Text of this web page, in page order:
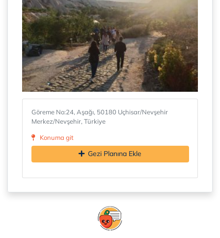
Göreme No:24, Aşağı, 50180 Uçhisar/Nevşehir
Merkez/Nevşehir, Türkiye
Konuma git
Gezi Planına Ekle